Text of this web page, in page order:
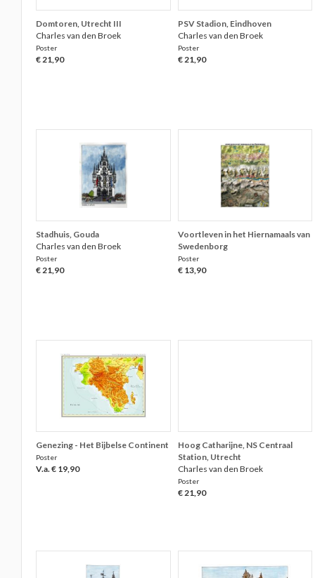
Domtoren, Utrecht III
Charles van den Broek
Poster
€ 21,90
PSV Stadion, Eindhoven
Charles van den Broek
Poster
€ 21,90
Stadhuis, Gouda
Charles van den Broek
Poster
€ 21,90
Voortleven in het Hiernamaals van
Swedenborg
Poster
€ 13,90
Genezing - Het Bijbelse Continent
Poster
V.a. € 19,90
Hoog Catharijne, NS Centraal
Station, Utrecht
Charles van den Broek
Poster
€ 21,90